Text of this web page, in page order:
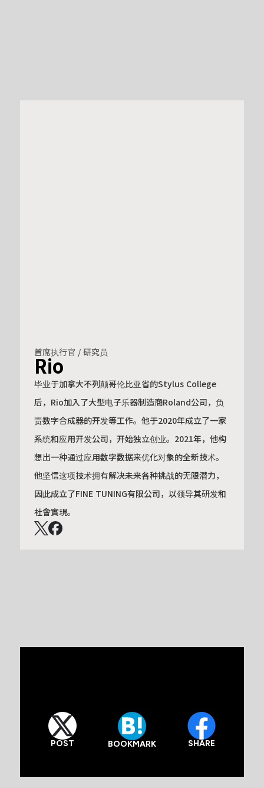
首席执行官 / 研究员
Rio
毕业于加拿大不列颠哥伦比亚省的Stylus College
后，Rio加入了大型电子乐器制造商Roland公司，负
责数字合成器的开发等工作。他于2020年成立了一家
系统和应用开发公司，开始独立创业。2021年，他构
想出一种通过应用数字数据来优化对象的全新技术。
他坚信这项技术拥有解决未来各种挑战的无限潜力，
因此成立了FINE TUNING有限公司，以领导其研发和
社會實現。
POST BOOKMARK SHARE